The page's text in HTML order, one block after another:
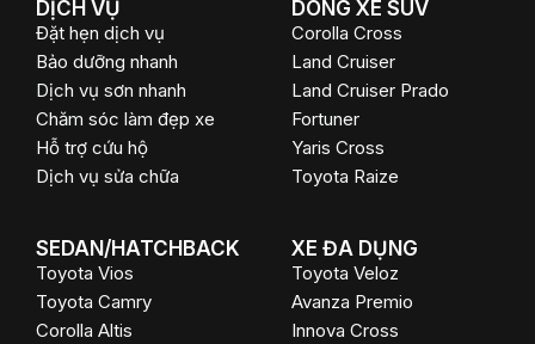
DỊCH VỤ
Đặt hẹn dịch vụ
Bảo dưỡng nhanh
Dịch vụ sơn nhanh
Chăm sóc làm đẹp xe
Hỗ trợ cứu hộ
Dịch vụ sửa chữa
DÒNG XE SUV
Corolla Cross
Land Cruiser
Land Cruiser Prado
Fortuner
Yaris Cross
Toyota Raize
SEDAN/HATCHBACK
Toyota Vios
Toyota Camry
Corolla Altis
XE ĐA DỤNG
Toyota Veloz
Avanza Premio
Innova Cross